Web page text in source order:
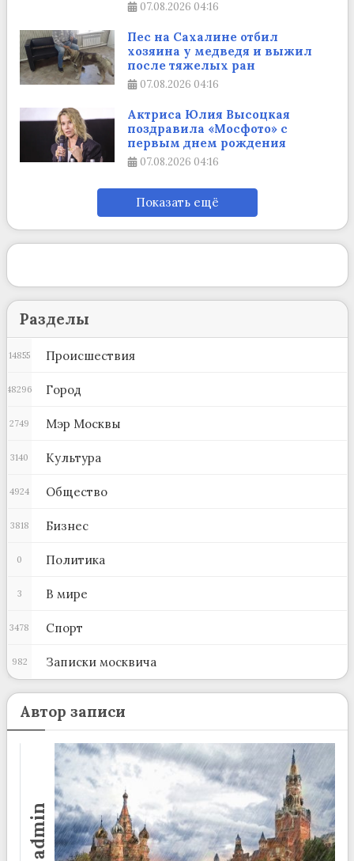
07.08.2026 04:16
Пес на Сахалине отбил
хозяина у медведя и выжил
после тяжелых ран
07.08.2026 04:16
Актриса Юлия Высоцкая
поздравила «Мосфото» с
первым днем рождения
07.08.2026 04:16
Показать ещё
Разделы
Происшествия
14855
Город
48296
Мэр Москвы
2749
Культура
3140
Общество
4924
Бизнес
3818
Политика
0
В мире
3
Спорт
3478
Записки москвича
982
Автор записи
admin